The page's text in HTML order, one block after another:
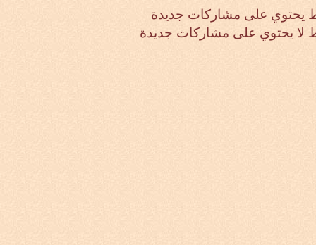
يحتوي على مشاركات جديدة
يحتوي على مشاركات جديدة